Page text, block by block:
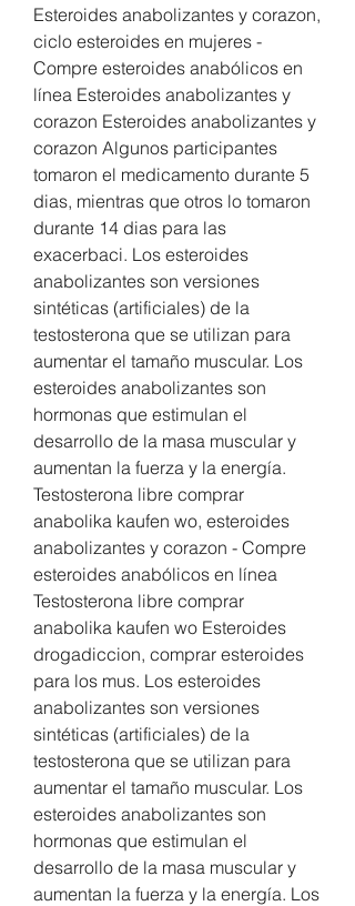
Esteroides anabolizantes y corazon,
ciclo esteroides en mujeres -
Compre esteroides anabólicos en
línea Esteroides anabolizantes y
corazon Esteroides anabolizantes y
corazon Algunos participantes
tomaron el medicamento durante 5
dias, mientras que otros lo tomaron
durante 14 dias para las
exacerbaci. Los esteroides
anabolizantes son versiones
sintéticas (artificiales) de la
testosterona que se utilizan para
aumentar el tamaño muscular. Los
esteroides anabolizantes son
hormonas que estimulan el
desarrollo de la masa muscular y
aumentan la fuerza y la energía.
Testosterona libre comprar
anabolika kaufen wo, esteroides
anabolizantes y corazon - Compre
esteroides anabólicos en línea
Testosterona libre comprar
anabolika kaufen wo Esteroides
drogadiccion, comprar esteroides
para los mus. Los esteroides
anabolizantes son versiones
sintéticas (artificiales) de la
testosterona que se utilizan para
aumentar el tamaño muscular. Los
esteroides anabolizantes son
hormonas que estimulan el
desarrollo de la masa muscular y
aumentan la fuerza y la energía. Los